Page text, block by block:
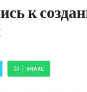
к
SHARE